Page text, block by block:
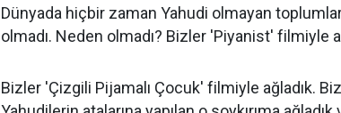
Dünyada hiçbir zaman Yahudi olmayan
olmadı. Neden olmadı? Bizler 'Piyanist' filmiyle
Bizler 'Çizgili Pijamalı Çocuk' filmiyle ağladık.